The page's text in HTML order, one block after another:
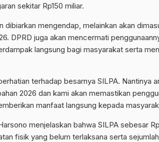
sekitar Rp150 miliar.
dibiarkan mengendap, melainkan akan
DPRD juga akan mencermati
langsung bagi masyarakat serta
terhadap besarnya SILPA. Nantinya
2026 dan kami akan memastikan
manfaat langsung kepada
menjelaskan bahwa SILPA sebesar
fisik yang belum terlaksana serta